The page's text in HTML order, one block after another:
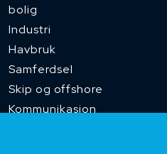
bolig
Industri
Havbruk
Samferdsel
Skip og offshore
Kommunikasjon